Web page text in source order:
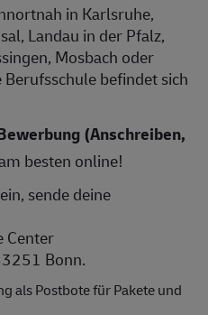
in Karlsruhe,
Landau in der Pfalz,
Mosbach oder
befindet sich
(Anschreiben,
besten online!
sende deine
Center
Bonn.
als Postbote für Pakete und